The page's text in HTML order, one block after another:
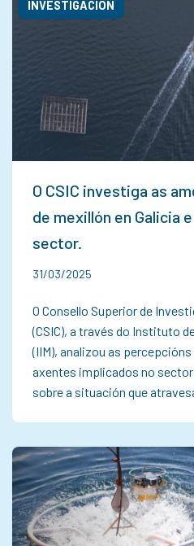
O CSIC investiga as
de mexillón en Galicia
sector.
INVESTIGACIÓN
31/03/2025
O Consello Superior de
(CSIC), a través do Instituto
(IIM), analizou as
axentes implicados no
sobre a situación que